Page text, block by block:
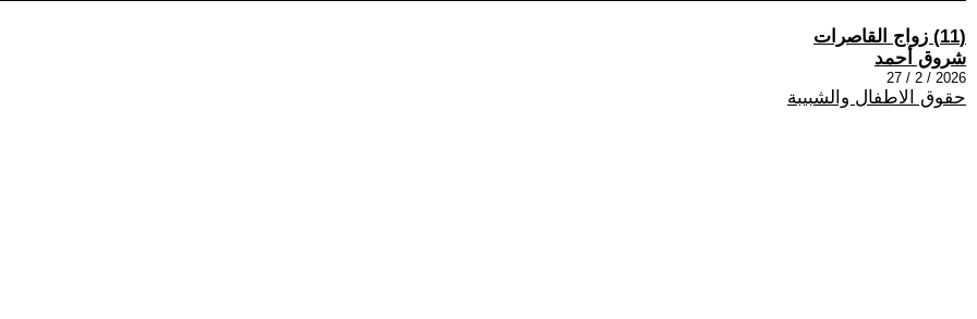
(11) زواج القاصرات
شروق أحمد
2026 / 2 / 27
حقوق الاطفال والشبيبة